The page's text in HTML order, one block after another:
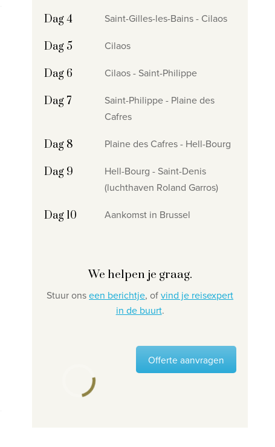
Dag 4 Saint-Gilles-les-Bains - Cilaos
Dag 5 Cilaos
Dag 6 Cilaos - Saint-Philippe
Dag 7
Saint-Philippe - Plaine des
Cafres
Dag 8 Plaine des Cafres - Hell-Bourg
Dag 9
Hell-Bourg - Saint-Denis
(luchthaven Roland Garros)
Dag 10 Aankomst in Brussel
We helpen je graag.
Stuur onseen berichtje, ofvind je reisexpert
in de buurt.
Offerte aanvragen